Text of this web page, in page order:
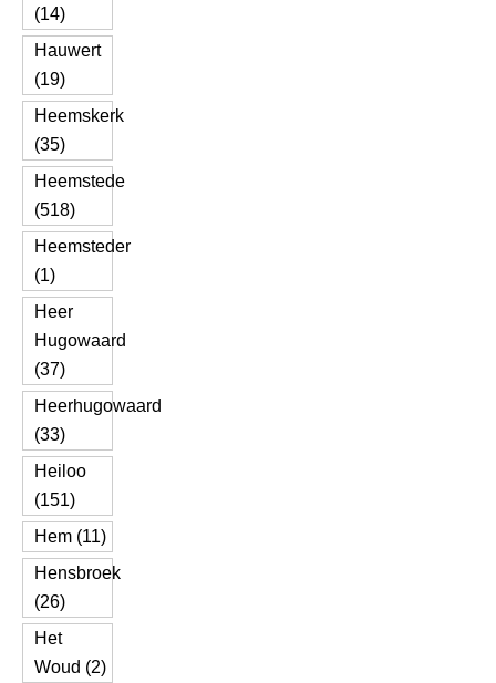
(14)
Hauwert
(19)
Heemskerk
(35)
Heemstede
(518)
Heemsteder
(1)
Heer
Hugowaard
(37)
Heerhugowaard
(33)
Heiloo
(151)
Hem (11)
Hensbroek
(26)
Het
Woud (2)